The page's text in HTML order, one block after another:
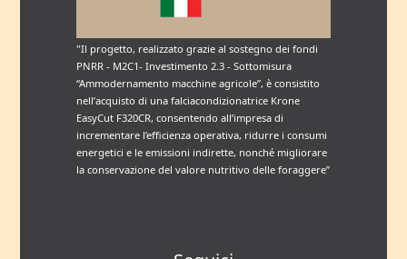
"Il progetto, realizzato grazie al sostegno dei fondi
PNRR - M2C1- Investimento 2.3 - Sottomisura
“Ammodernamento macchine agricole”, è consistito
nell’acquisto di una falciacondizionatrice Krone
EasyCut F320CR, consentendo all’impresa di
incrementare l’efficienza operativa, ridurre i consumi
energetici e le emissioni indirette, nonché migliorare
la conservazione del valore nutritivo delle foraggere”